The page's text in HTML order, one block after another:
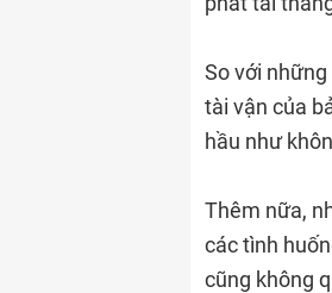
So với
tài vận của
hầu như
Thêm nữa,
các tình
cũng không